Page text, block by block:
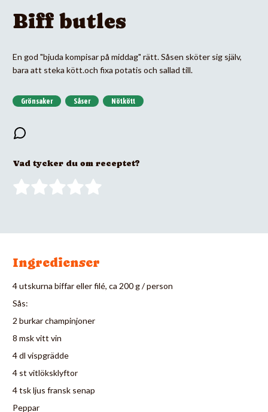
Biff butles
En god "bjuda kompisar på middag" rätt. Såsen sköter sig själv,
bara att steka kött.och fixa potatis och sallad till.
Grönsaker Såser Nötkött
Vad tycker du om receptet?
Ingredienser
4 utskurna biffar eller filé, ca 200 g / person
Sås:
2 burkar champinjoner
8 msk vitt vin
4 dl vispgrädde
4 st vitlöksklyftor
4 tsk ljus fransk senap
Peppar